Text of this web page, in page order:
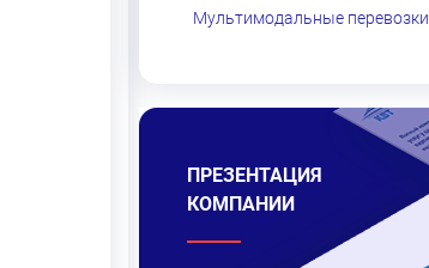
Мультимодальные перевозки
ПРЕЗЕНТАЦИЯ
КОМПАНИИ